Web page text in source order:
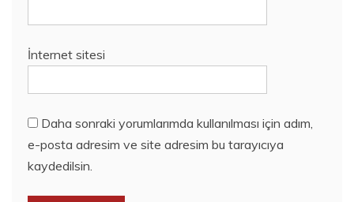
İnternet sitesi
Daha sonraki yorumlarımda kullanılması için adım,
e-posta adresim ve site adresim bu tarayıcıya
kaydedilsin.